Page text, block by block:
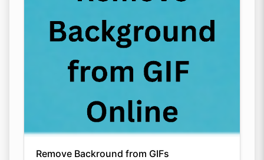
Remove Backround from GIFs